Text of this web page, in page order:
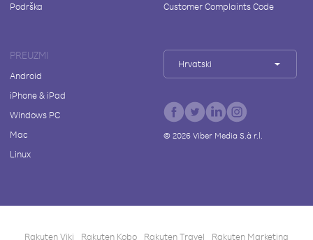
Podrška
Customer Complaints Code
PREUZMI
Android
iPhone & iPad
Windows PC
Mac
Linux
Hrvatski
© 2026Viber Media S.à r.l.
Rakuten Viki Rakuten Kobo Rakuten Travel Rakuten Marketing